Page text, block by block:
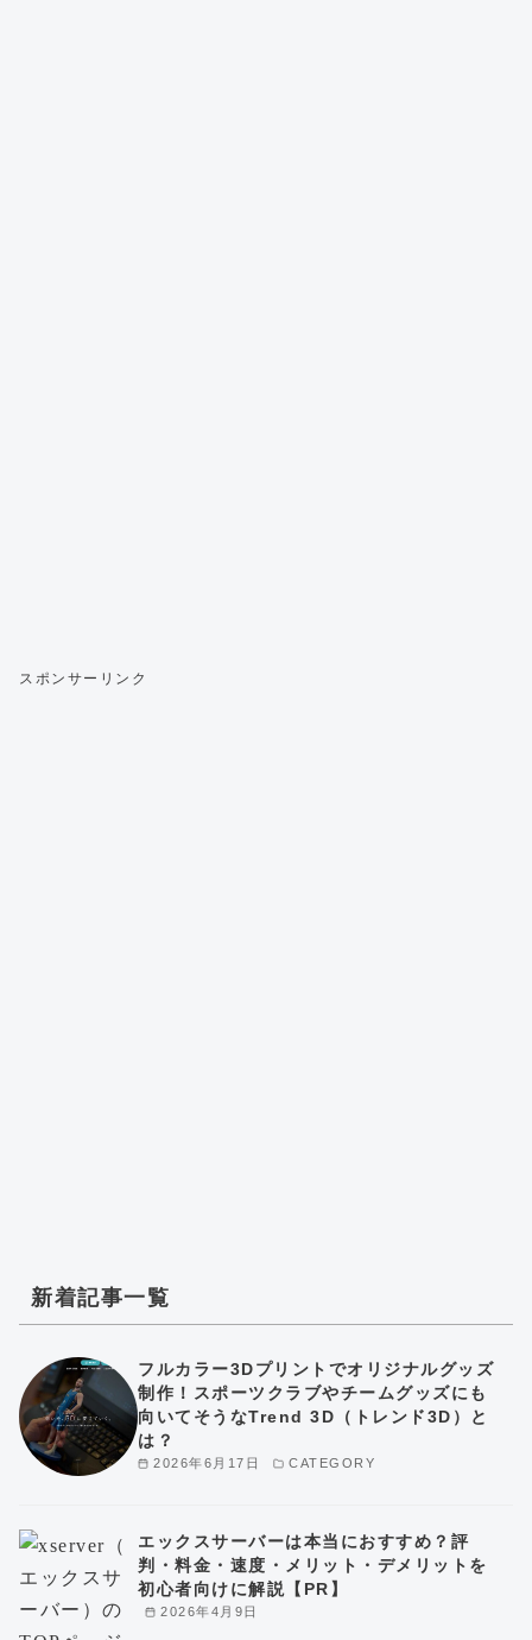
スポンサーリンク
新着記事一覧
2026年6月17日 CATEGORY
フルカラー3Dプリントでオリジナルグッズ
制作！スポーツクラブやチームグッズにも
向いてそうなTrend 3D（トレンド3D）と
は？
2026年4月9日
エックスサーバーは本当におすすめ？評
判・料金・速度・メリット・デメリットを
初心者向けに解説【PR】